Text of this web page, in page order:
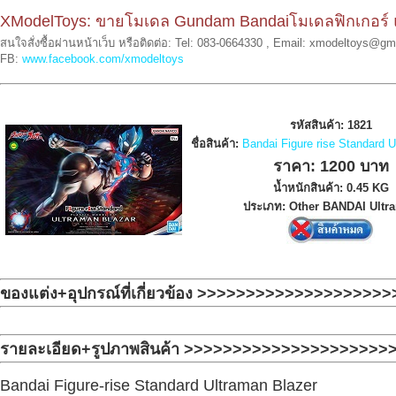
XModelToys: ขายโมเดล Gundam Bandaiโมเดลฟิกเกอ
สนใจสั่งซื้อผ่านหน้าเว็บ หรือติดต่อ: Tel: 083-0664330 , Email:
FB: www.facebook.com/xmodeltoys
รหัสสินค้า: 1821
ชื่อสินค้า: Bandai Figure rise Standard
ราคา: 1200 บาท
น้ำหนักสินค้า: 0.45 KG
ประเภท: Other BANDAI
ของแต่ง+อุปกรณ์ที่เกี่ยวข้อง
รายละเอียด+รูปภาพสินค้า
Bandai Figure-rise Standard Ultraman Blazer